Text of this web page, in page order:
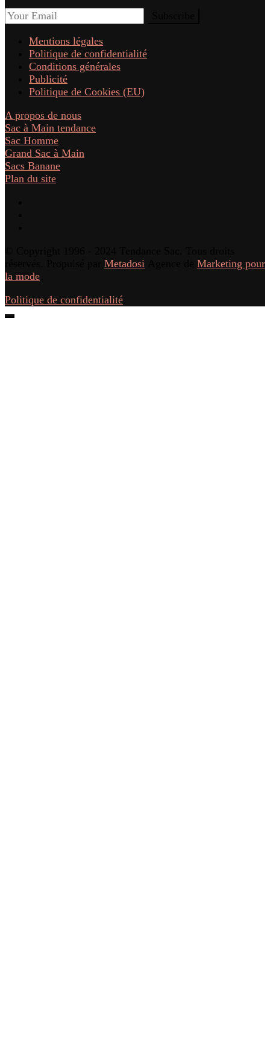
Mentions légales
Politique de confidentialité
Conditions générales
Publicité
Politique de Cookies (EU)
A propos de nous
Sac à Main tendance
Sac Homme
Grand Sac à Main
Sacs Banane
Plan du site
Metadosi
Marketing pour
la mode
Politique de confidentialité